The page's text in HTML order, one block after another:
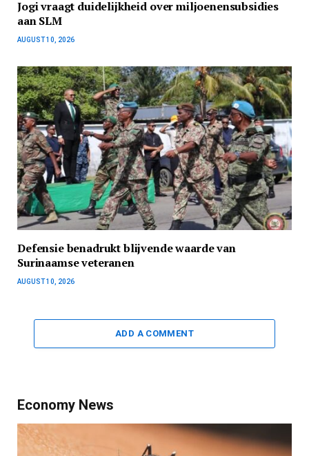
Jogi vraagt duidelijkheid over miljoenensubsidies
aan SLM
AUGUST 10, 2026
Defensie benadrukt blijvende waarde van
Surinaamse veteranen
AUGUST 10, 2026
ADD A COMMENT
Economy News